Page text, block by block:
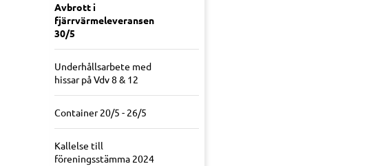
Avbrott i
fjärrvärmeleveransen
30/5
Underhållsarbete med
hissar på Vdv 8 & 12
Container 20/5 - 26/5
Kallelse till
föreningsstämma 2024